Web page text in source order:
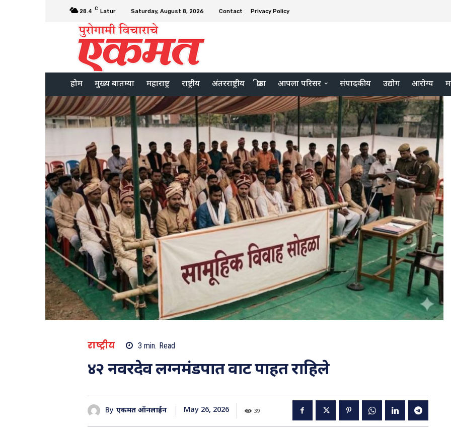
28.4 C Latur Saturday, August 8, 2026 Contact Privacy Policy
होम मुख्य बातम्या महाराष्ट्र राष्ट्रीय अंतरराष्ट्रीय क्रीडा आपला परिसर संपादकीय उद्योग आरोग्य
राष्ट्रीय 3 min. Read
४२ नवरदेव लग्नमंडपात वाट पाहत राहिले
By एकमत ऑनलाईन May 26, 2026 39